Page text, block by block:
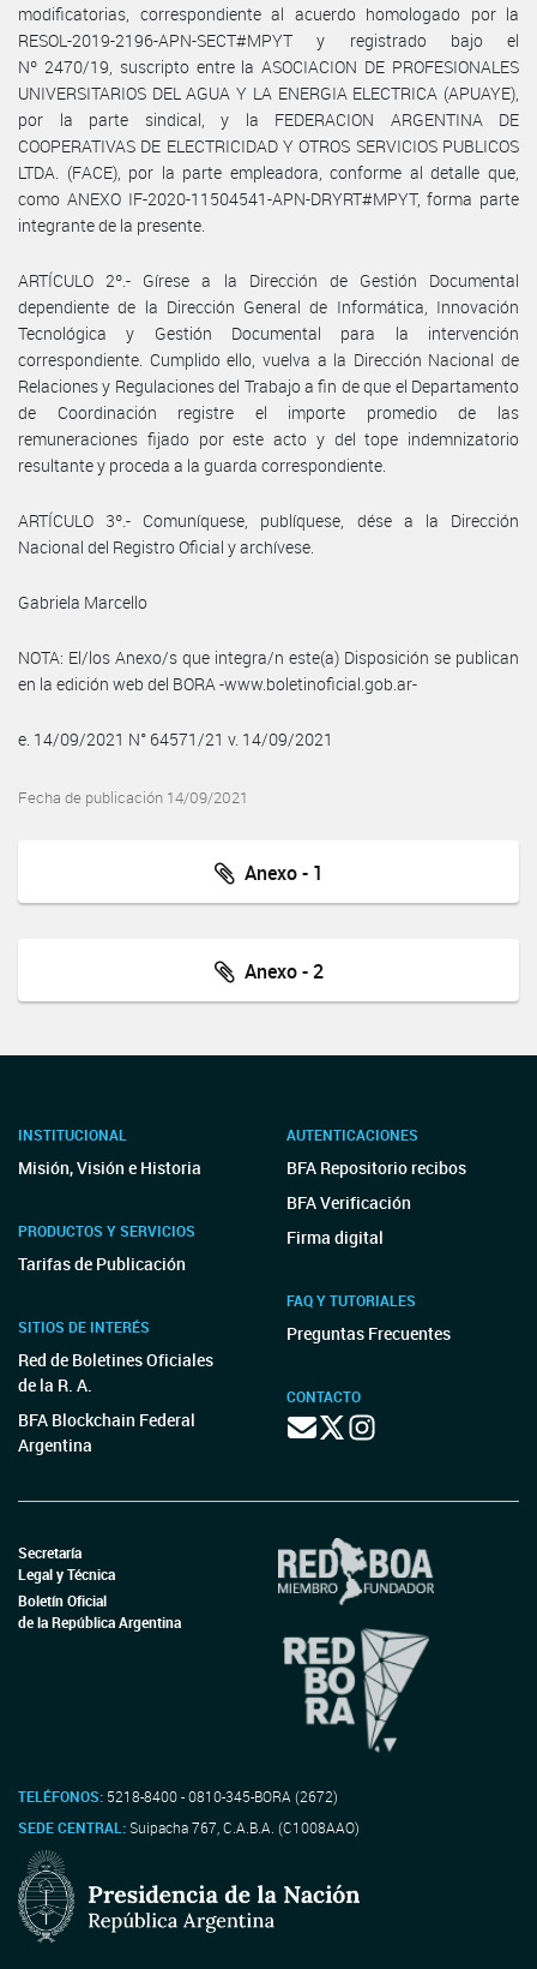
modificatorias, correspondiente al acuerdo homologado por la
RESOL-2019-2196-APN-SECT#MPYT y registrado bajo el
Nº 2470/19, suscripto entre la ASOCIACION DE PROFESIONALES
UNIVERSITARIOS DEL AGUA Y LA ENERGIA ELECTRICA (APUAYE),
por la parte sindical, y la FEDERACION ARGENTINA DE
COOPERATIVAS DE ELECTRICIDAD Y OTROS SERVICIOS PUBLICOS
LTDA. (FACE), por la parte empleadora, conforme al detalle que,
como ANEXO IF-2020-11504541-APN-DRYRT#MPYT, forma parte
integrante de la presente.
ARTÍCULO 2º.- Gírese a la Dirección de Gestión Documental
dependiente de la Dirección General de Informática, Innovación
Tecnológica y Gestión Documental para la intervención
correspondiente. Cumplido ello, vuelva a la Dirección Nacional de
Relaciones y Regulaciones del Trabajo a fin de que el Departamento
de Coordinación registre el importe promedio de las
remuneraciones fijado por este acto y del tope indemnizatorio
resultante y proceda a la guarda correspondiente.
ARTÍCULO 3º.- Comuníquese, publíquese, dése a la Dirección
Nacional del Registro Oficial y archívese.
Gabriela Marcello
NOTA: El/los Anexo/s que integra/n este(a) Disposición se publican
en la edición web del BORA -www.boletinoficial.gob.ar-
e. 14/09/2021 N° 64571/21 v. 14/09/2021
Fecha de publicación 14/09/2021
Anexo - 1
Anexo - 2
INSTITUCIONAL
Misión, Visión e Historia
PRODUCTOS Y SERVICIOS
Tarifas de Publicación
SITIOS DE INTERÉS
Red de Boletines Oficiales
de la R. A.
BFA Blockchain Federal
Argentina
AUTENTICACIONES
BFA Repositorio recibos
BFA Verificación
Firma digital
FAQ Y TUTORIALES
Preguntas Frecuentes
CONTACTO
Secretaría
Legal y Técnica
Boletín Oficial
de la República Argentina
TELÉFONOS: 5218-8400 - 0810-345-BORA (2672)
SEDE CENTRAL:Suipacha 767, C.A.B.A. (C1008AAO)